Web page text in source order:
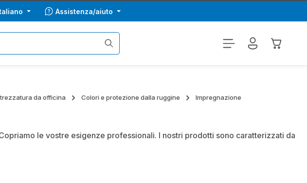
Assistenza/aiuto
Il
da officina Colori e protezione dalla ruggine Impregnazione
le vostre esigenze professionali. I nostri prodotti sono caratterizzati da